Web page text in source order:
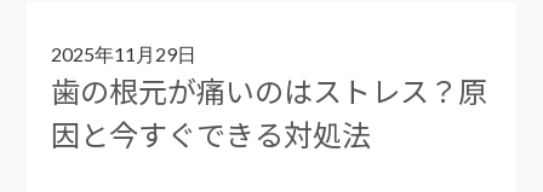
2025年11月29日
歯の根元が痛いのはストレス？原
因と今すぐできる対処法